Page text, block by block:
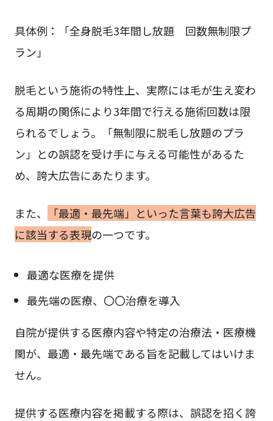
具体例：「全身脱毛3年間し放題 回数無制限プ
ラン」
脱毛という施術の特性上、実際には毛が生え変わ
る周期の関係により3年間で行える施術回数は限
られるでしょう。「無制限に脱毛し放題のプラ
ン」との誤認を受け手に与える可能性があるた
め、誇大広告にあたります。
また、
「最適・最先端」といった言葉も誇大広告
に該当する表現の一つです。
最適な医療を提供
最先端の医療、〇〇治療を導入
自院が提供する医療内容や特定の治療法・医療機
関が、最適・最先端である旨を記載してはいけま
せん。
提供する医療内容を掲載する際は、誤認を招く誇